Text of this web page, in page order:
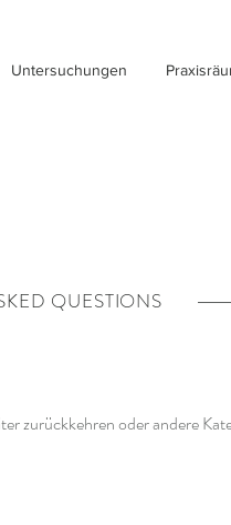
Untersuchungen
QUESTIONS
zurückkehren oder andere